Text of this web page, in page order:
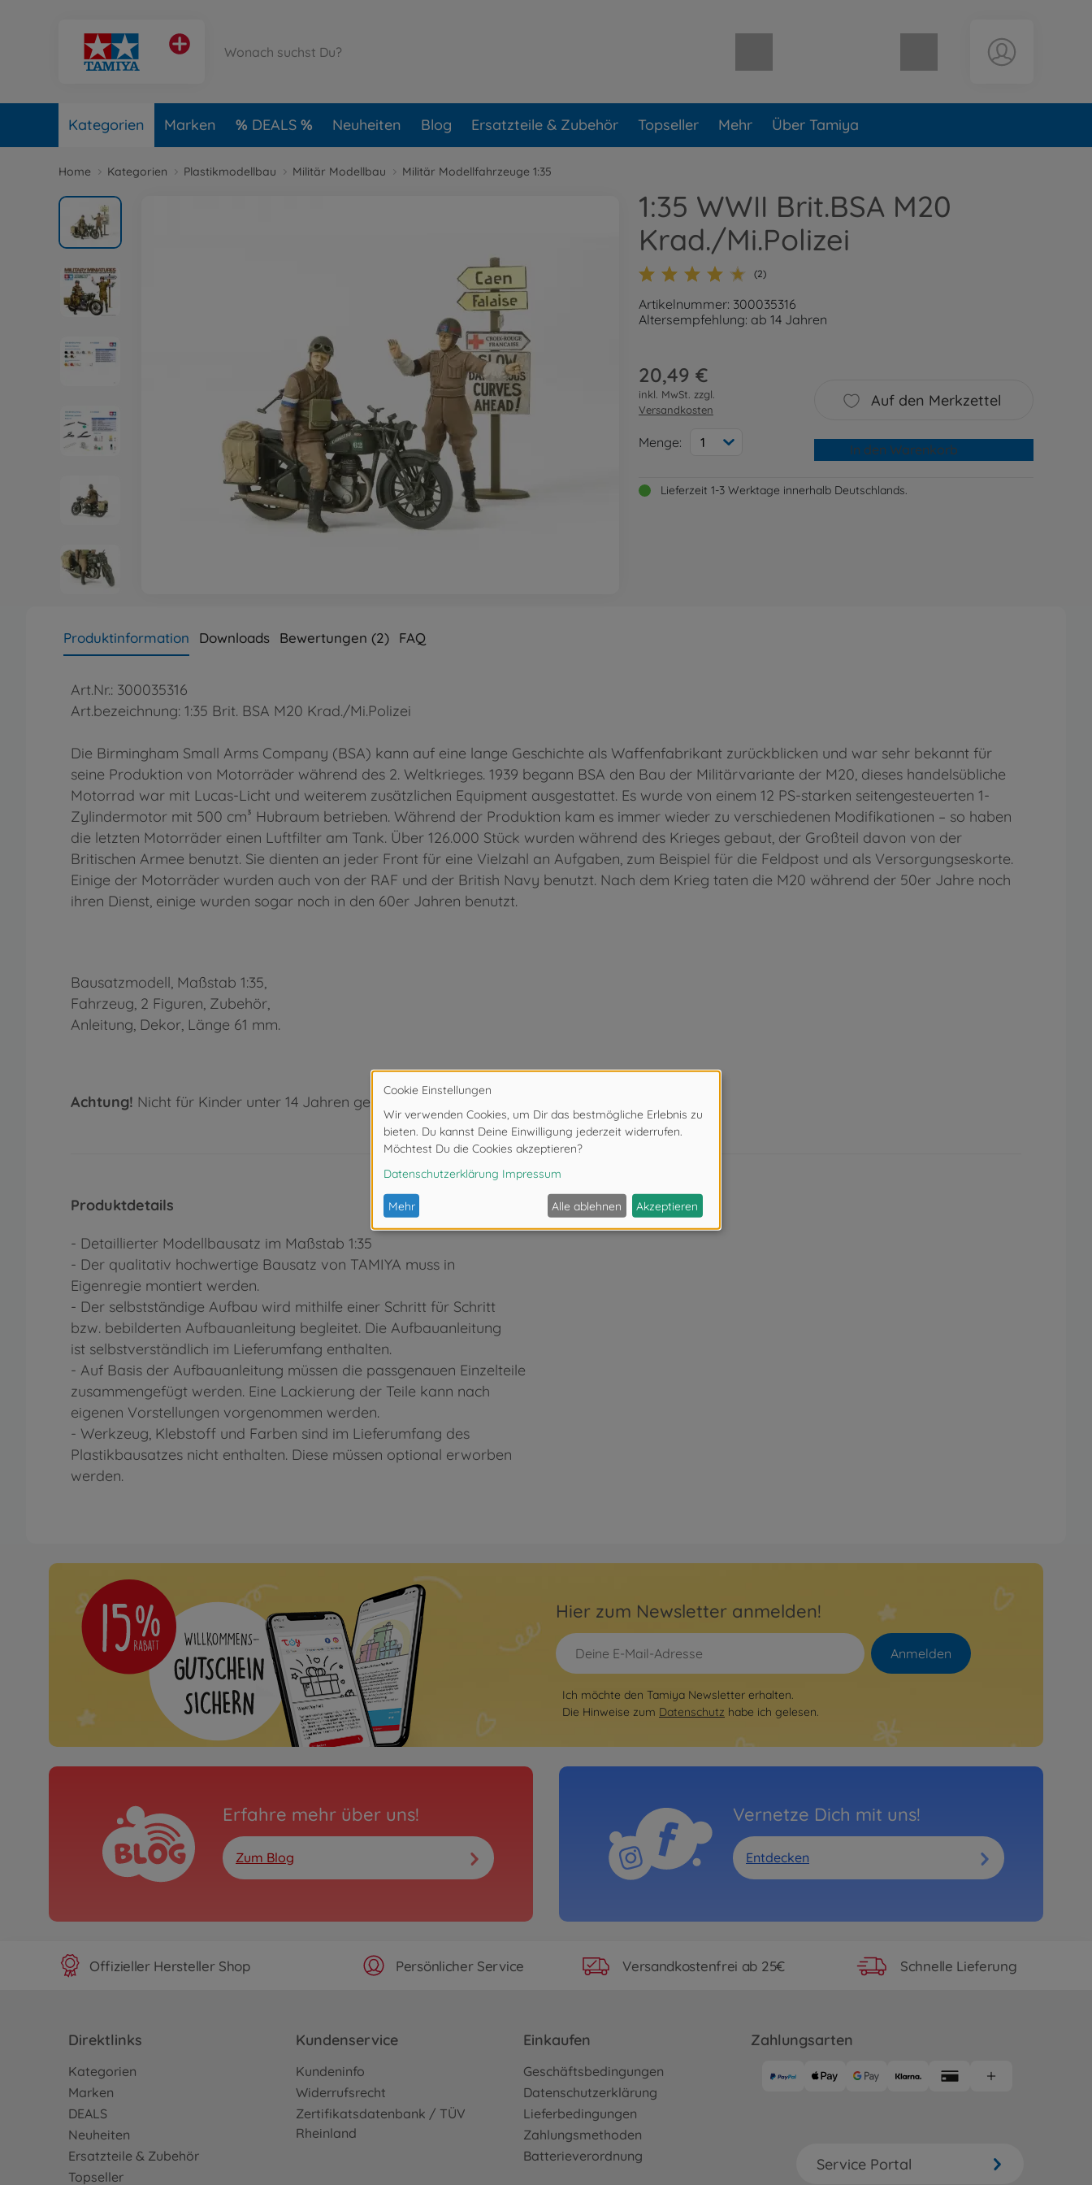
Warenkorb leer
Kategorien Marken DEALS Neuheiten Blog Ersatzteile & Zubehör Topseller Mehr Über Tamiya
Home Kategorien Plastikmodellbau Militär Modellbau Militär Modellfahrzeuge 1:35
1:35 WWII Brit.BSA M20
Krad./Mi.Polizei
(2)
Artikelnummer: 300035316
Altersempfehlung: ab 14 Jahren
20,49 €
inkl. MwSt. zzgl.
Versandkosten
Menge: 1
Auf den Merkzettel
In den Warenkorb
Lieferzeit 1-3 Werktage innerhalb Deutschlands.
Produktinformation Downloads Bewertungen (2) FAQ
Art.Nr.: 300035316
Art.bezeichnung: 1:35 Brit. BSA M20 Krad./Mi.Polizei
Die Birmingham Small Arms Company (BSA) kann auf eine lange Geschichte als Waffenfabrikant zurückblicken und war sehr bekannt für
seine Produktion von Motorräder während des 2. Weltkrieges. 1939 begann BSA den Bau der Militärvariante der M20, dieses handelsübliche
Motorrad war mit Lucas-Licht und weiterem zusätzlichen Equipment ausgestattet. Es wurde von einem 12 PS-starken seitengesteuerten 1-
Zylindermotor mit 500 cm³ Hubraum betrieben. Während der Produktion kam es immer wieder zu verschiedenen Modifikationen – so haben
die letzten Motorräder einen Luftfilter am Tank. Über 126.000 Stück wurden während des Krieges gebaut, der Großteil davon von der
Britischen Armee benutzt. Sie dienten an jeder Front für eine Vielzahl an Aufgaben, zum Beispiel für die Feldpost und als Versorgungseskorte.
Einige der Motorräder wurden auch von der RAF und der British Navy benutzt. Nach dem Krieg taten die M20 während der 50er Jahre noch
ihren Dienst, einige wurden sogar noch in den 60er Jahren benutzt.
Bausatzmodell, Maßstab 1:35,
Fahrzeug, 2 Figuren, Zubehör,
Anleitung, Dekor, Länge 61 mm.
Achtung! Nicht für Kinder unter 14 Jahren geeignet.
Produktdetails
- Detaillierter Modellbausatz im Maßstab 1:35
- Der qualitativ hochwertige Bausatz von TAMIYA muss in
Eigenregie montiert werden.
- Der selbstständige Aufbau wird mithilfe einer Schritt für Schritt
bzw. bebilderten Aufbauanleitung begleitet. Die Aufbauanleitung
ist selbstverständlich im Lieferumfang enthalten.
- Auf Basis der Aufbauanleitung müssen die passgenauen Einzelteile
zusammengefügt werden. Eine Lackierung der Teile kann nach
eigenen Vorstellungen vorgenommen werden.
- Werkzeug, Klebstoff und Farben sind im Lieferumfang des
Plastikbausatzes nicht enthalten. Diese müssen optional erworben
werden.
Hier zum Newsletter anmelden!
Anmelden
Ich möchte den Tamiya Newsletter erhalten.
Die Hinweise zum Datenschutz habe ich gelesen.
Erfahre mehr über uns!
Zum Blog
Vernetze Dich mit uns!
Entdecken
Offizieller Hersteller Shop Persönlicher Service Versandkostenfrei ab 25€ Schnelle Lieferung
Direktlinks
Kategorien
Marken
DEALS
Neuheiten
Ersatzteile & Zubehör
Topseller
Kundenservice
Kundeninfo
Widerrufsrecht
Zertifikatsdatenbank / TÜV
Rheinland
Einkaufen
Geschäftsbedingungen
Datenschutzerklärung
Lieferbedingungen
Zahlungsmethoden
Batterieverordnung
Zahlungsarten
Service Portal